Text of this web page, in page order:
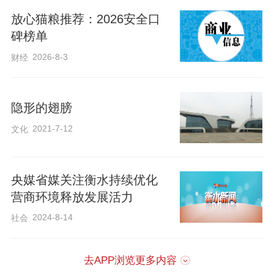
1962年9月25日《衡水群众报》
醒，却又陷入“多乱杂”的困境：不少麦
田“远看绿油油，近看三层楼，五花八门样
样有”。1981年6月15日，农业专家在《衡
种，水肥条件好的也不要选用旱薄地品
放心猫粮推荐：2026安全口
碑榜单
财经 2026-8-3
隐形的翅膀
文化 2021-7-12
央媒省媒关注衡水持续优化
营商环境释放发展活力
社会 2024-8-14
去APP浏览更多内容